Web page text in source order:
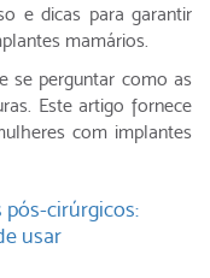
e dicas para garantir
mamários.
se perguntar como as
Este artigo fornece
com implantes
pós-cirúrgicos:
usar